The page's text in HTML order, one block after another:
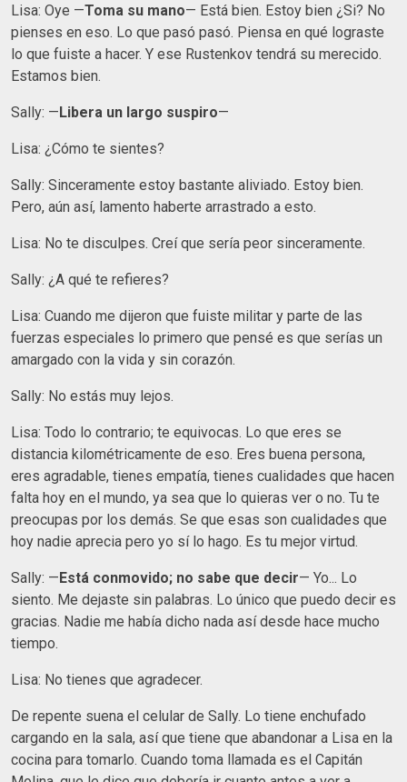
Lisa: Oye —Toma su mano— Está bien. Estoy bien ¿Si? No
pienses en eso. Lo que pasó pasó. Piensa en qué lograste
lo que fuiste a hacer. Y ese Rustenkov tendrá su merecido.
Estamos bien.
Sally: —Libera un largo suspiro—
Lisa: ¿Cómo te sientes?
Sally: Sinceramente estoy bastante aliviado. Estoy bien.
Pero, aún así, lamento haberte arrastrado a esto.
Lisa: No te disculpes. Creí que sería peor sinceramente.
Sally: ¿A qué te refieres?
Lisa: Cuando me dijeron que fuiste militar y parte de las
fuerzas especiales lo primero que pensé es que serías un
amargado con la vida y sin corazón.
Sally: No estás muy lejos.
Lisa: Todo lo contrario; te equivocas. Lo que eres se
distancia kilométricamente de eso. Eres buena persona,
eres agradable, tienes empatía, tienes cualidades que hacen
falta hoy en el mundo, ya sea que lo quieras ver o no. Tu te
preocupas por los demás. Se que esas son cualidades que
hoy nadie aprecia pero yo sí lo hago. Es tu mejor virtud.
Sally: —Está conmovido; no sabe que decir— Yo... Lo
siento. Me dejaste sin palabras. Lo único que puedo decir es
gracias. Nadie me había dicho nada así desde hace mucho
tiempo.
Lisa: No tienes que agradecer.
De repente suena el celular de Sally. Lo tiene enchufado
cargando en la sala, así que tiene que abandonar a Lisa en la
cocina para tomarlo. Cuando toma llamada es el Capitán